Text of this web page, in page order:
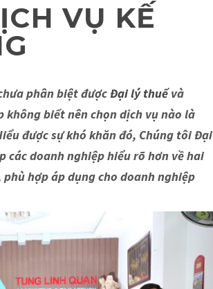
VỤ KẾ
phân biệt đượcĐại lý thuếvà
không biết nên chọn dịch vụ nào là
được sự khó khăn đó, Chúng tôi Đại
các doanh nghiệp hiểu rõ hơn về hai
hợp áp dụng cho doanh nghiệp